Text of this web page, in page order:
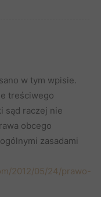
w tym wpisie.
treściwego
sąd raczej nie
obcego
zasadami
2012/05/24/prawo-